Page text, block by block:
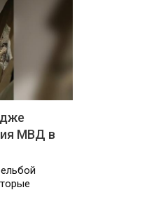
МВД в